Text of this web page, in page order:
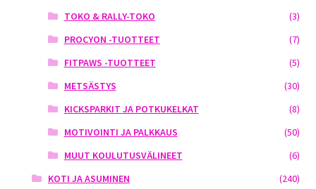
TOKO & RALLY-TOKO
(3)
PROCYON -TUOTTEET
(7)
FITPAWS -TUOTTEET
(5)
METSÄSTYS
(30)
KICKSPARKIT JA POTKUKELKAT
(8)
MOTIVOINTI JA PALKKAUS
(50)
MUUT KOULUTUSVÄLINEET
(6)
KOTI JA ASUMINEN
(240)